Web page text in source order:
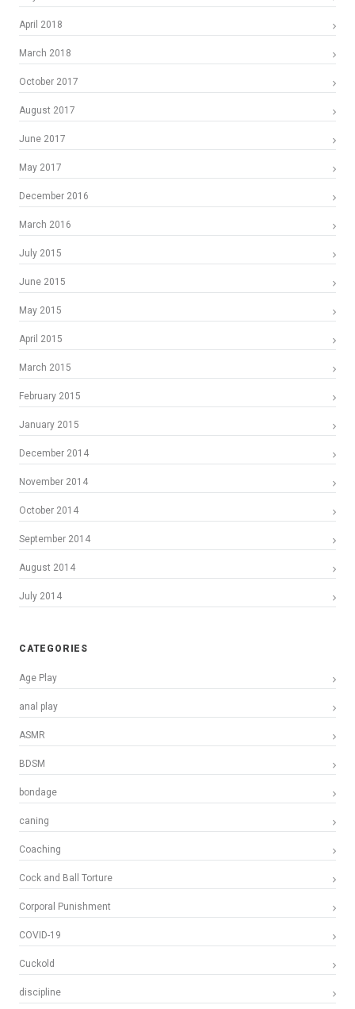
April 2018
March 2018
October 2017
August 2017
June 2017
May 2017
December 2016
March 2016
July 2015
June 2015
May 2015
April 2015
March 2015
February 2015
January 2015
December 2014
November 2014
October 2014
September 2014
August 2014
July 2014
CATEGORIES
Age Play
anal play
ASMR
BDSM
bondage
caning
Coaching
Cock and Ball Torture
Corporal Punishment
COVID-19
Cuckold
discipline